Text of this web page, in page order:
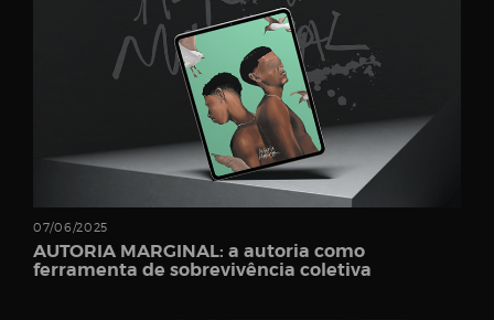
Register
Username
Password
07/06/2025
AUTORIA MARGINAL: a autoria como
ferramenta de sobrevivência coletiva